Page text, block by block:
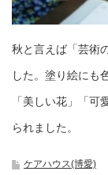
秋と言えば「芸術
した。塗り絵にも
「美しい花」「
られました。
ケアハウス(博愛)